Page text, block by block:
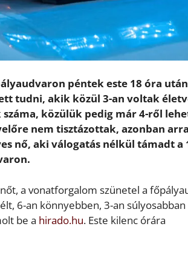
péntek este 18 óra
tudni, akik közül 3-an voltak
közülük pedig már 4-ről
nem tisztázottak, azonban
nő, aki válogatás nélkül támadt a
a vonatforgalom szünetel a
6-an könnyebben, 3-an
be a hirado.hu. Este kilenc órára